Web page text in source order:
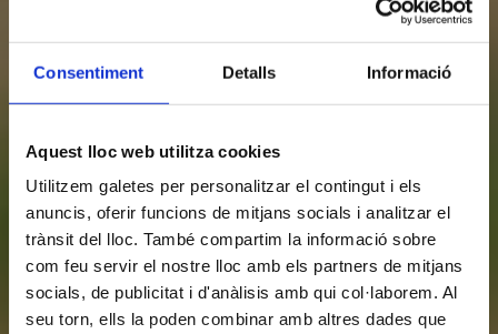
Consentiment Detalls Informació
Aquest lloc web utilitza cookies
Utilitzem galetes per personalitzar el contingut i els
anuncis, oferir funcions de mitjans socials i analitzar el
trànsit del lloc. També compartim la informació sobre
com feu servir el nostre lloc amb els partners de mitjans
socials, de publicitat i d'anàlisis amb qui col·laborem. Al
seu torn, ells la poden combinar amb altres dades que